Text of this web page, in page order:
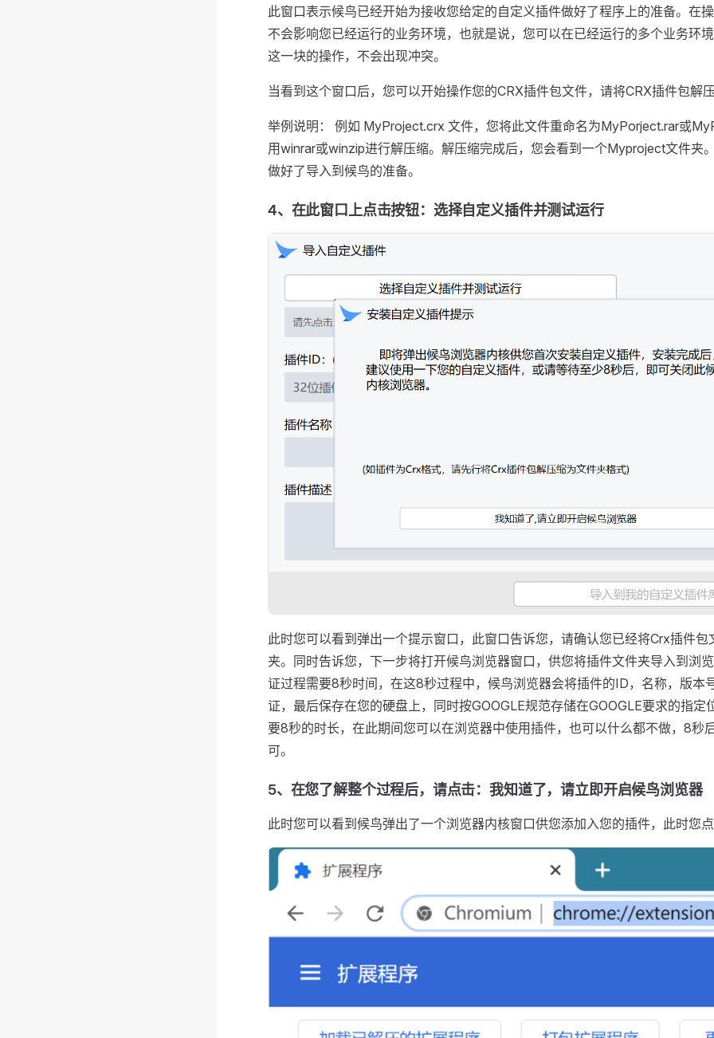
此窗口表示候鸟已经开始为接收您给定的自定义插件做好了程序上的准备。在
不会影响您已经运行的业务环境，也就是说，您可以在已经运行的多个业务环
这一块的操作，不会出现冲突。
当看到这个窗口后，您可以开始操作您的CRX插件包文件，请将CRX插件包解压
举例说明： 例如 MyProject.crx 文件，您将此文件重命名为MyPorject.rar或
用winrar或winzip进行解压缩。解压缩完成后，您会看到一个Myproject文件夹
做好了导入到候鸟的准备。
4、在此窗口上点击按钮：选择自定义插件并测试运行
此时您可以看到弹出一个提示窗口，此窗口告诉您，请确认您已经将Crx插件包
夹。同时告诉您，下一步将打开候鸟浏览器窗口，供您将插件文件夹导入到浏
证过程需要8秒时间，在这8秒过程中，候鸟浏览器会将插件的ID，名称，版本
证，最后保存在您的硬盘上，同时按GOOGLE规范存储在GOOGLE要求的指定
要8秒的时长，在此期间您可以在浏览器中使用插件，也可以什么都不做，8秒
可。
5、在您了解整个过程后，请点击：我知道了，请立即开启候鸟浏览器
此时您可以看到候鸟弹出了一个浏览器内核窗口供您添加入您的插件，此时您点